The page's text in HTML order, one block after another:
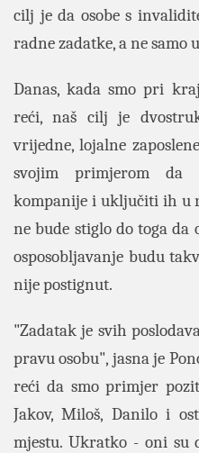
cilj je da osobe s
radne zadatke, a ne samo
Danas, kada smo pri
reći, naš cilj je
vrijedne, lojalne
svojim primjerom
kompanije i uključiti ih u
ne bude stiglo do toga
osposobljavanje budu
nije postignut.
"Zadatak je svih
pravu osobu", jasna je
reći da smo primjer
Jakov, Miloš, Danilo i
mjestu. Ukratko - oni su